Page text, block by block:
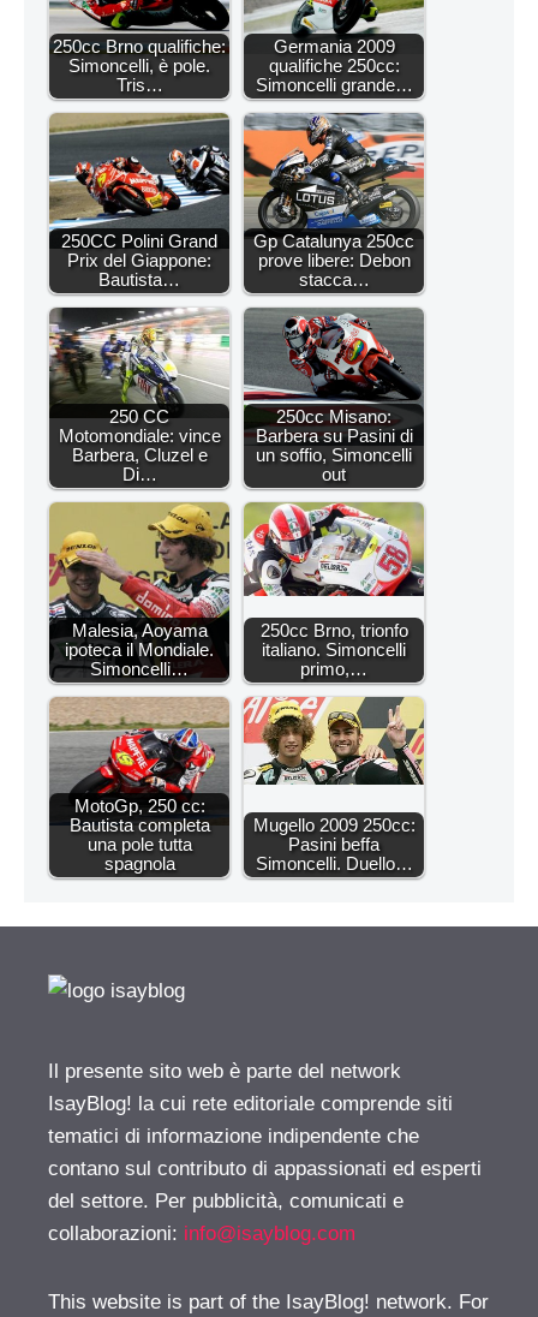
250cc Brno qualifiche:
Simoncelli, è pole.
Tris…
Germania 2009
qualifiche 250cc:
Simoncelli grande…
250CC Polini Grand
Prix del Giappone:
Bautista…
Gp Catalunya 250cc
prove libere: Debon
stacca…
250 CC
Motomondiale: vince
Barbera, Cluzel e
Di…
250cc Misano:
Barbera su Pasini di
un soffio, Simoncelli
out
Malesia, Aoyama
ipoteca il Mondiale.
Simoncelli…
250cc Brno, trionfo
italiano. Simoncelli
primo,…
MotoGp, 250 cc:
Bautista completa
una pole tutta
spagnola
Mugello 2009 250cc:
Pasini beffa
Simoncelli. Duello…
Il presente sito web è parte del network
IsayBlog! la cui rete editoriale comprende siti
tematici di informazione indipendente che
contano sul contributo di appassionati ed esperti
del settore. Per pubblicità, comunicati e
collaborazioni: info@isayblog.com
This website is part of the IsayBlog! network. For